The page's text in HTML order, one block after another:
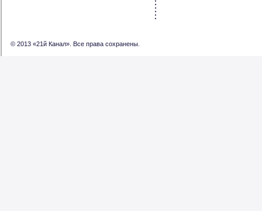
© 2013 «21й Канал». Все права сохранены.